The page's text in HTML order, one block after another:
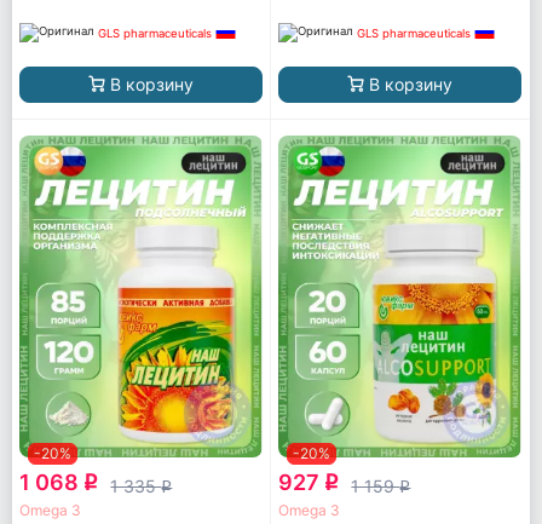
GLS pharmaceuticals
В корзину
GLS pharmaceuticals
В корзину
-20%
1 068 q 1 335q
Omega 3
-20%
927 q 1 159q
Omega 3